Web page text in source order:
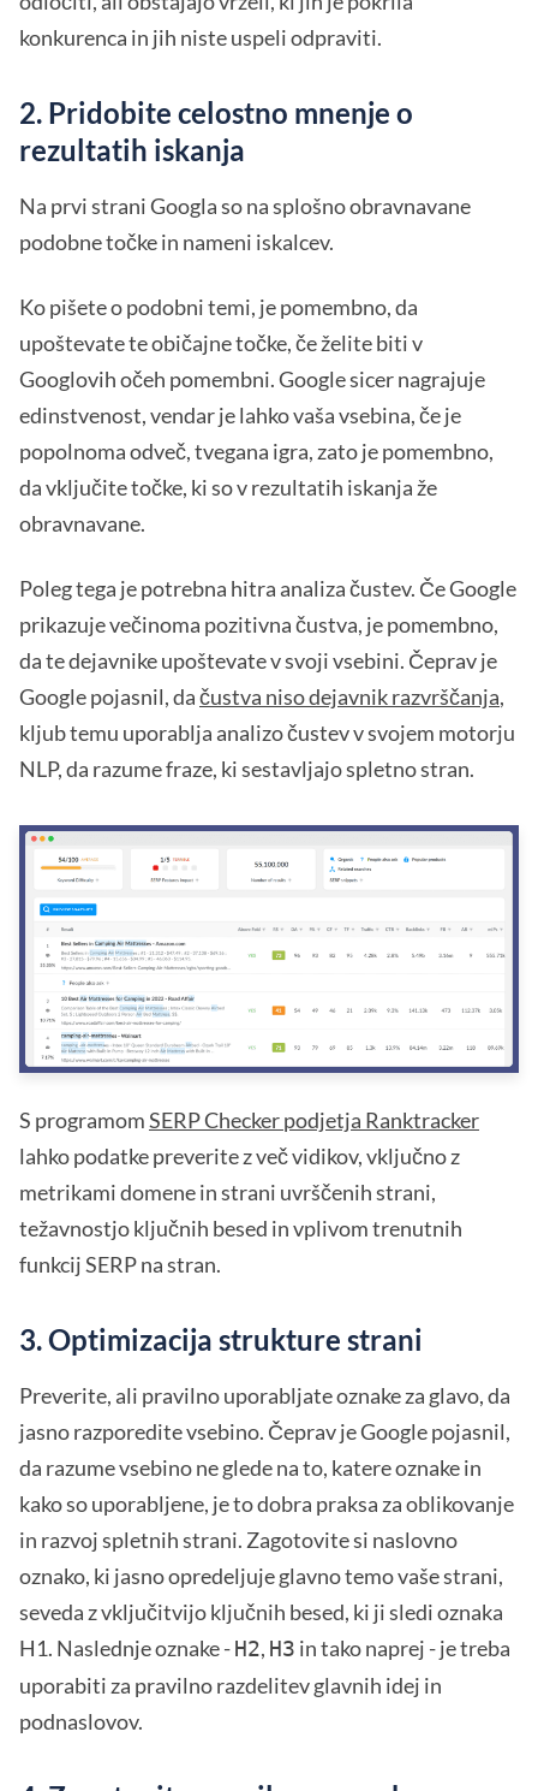
konkurenca in jih niste uspeli odpraviti.
2. Pridobite celostno mnenje o
rezultatih iskanja
Na prvi strani Googla so na splošno obravnavane
podobne točke in nameni iskalcev.
Ko pišete o podobni temi, je pomembno, da
upoštevate te običajne točke, če želite biti v
Googlovih očeh pomembni. Google sicer nagrajuje
edinstvenost, vendar je lahko vaša vsebina, če je
popolnoma odveč, tvegana igra, zato je pomembno,
da vključite točke, ki so v rezultatih iskanja že
obravnavane.
Poleg tega je potrebna hitra analiza čustev. Če Google
prikazuje večinoma pozitivna čustva, je pomembno,
da te dejavnike upoštevate v svoji vsebini. Čeprav je
Google pojasnil, dačustva niso dejavnik razvrščanja,
kljub temu uporablja analizo čustev v svojem motorju
NLP, da razume fraze, ki sestavljajo spletno stran.
S programomSERP Checker podjetja Ranktracker
lahko podatke preverite z več vidikov, vključno z
metrikami domene in strani uvrščenih strani,
težavnostjo ključnih besed in vplivom trenutnih
funkcij SERP na stran.
3. Optimizacija strukture strani
Preverite, ali pravilno uporabljate oznake za glavo, da
jasno razporedite vsebino. Čeprav je Google pojasnil,
da razume vsebino ne glede na to, katere oznake in
kako so uporabljene, je to dobra praksa za oblikovanje
in razvoj spletnih strani. Zagotovite si naslovno
oznako, ki jasno opredeljuje glavno temo vaše strani,
seveda z vključitvijo ključnih besed, ki ji sledi oznaka
H1. Naslednje oznake -H2, H3 in tako naprej - je treba
uporabiti za pravilno razdelitev glavnih idej in
podnaslovov.